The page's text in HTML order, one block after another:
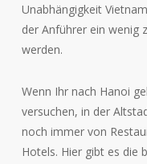
Unabhängigkeit
der Anführer ein wenig
werden.
Wenn Ihr nach Hanoi
versuchen, in der
noch immer von
Hotels. Hier gibt es die